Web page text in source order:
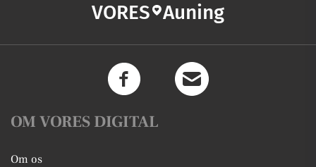
VORES Auning
OM VORES DIGITAL
Om os